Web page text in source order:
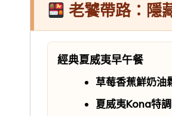
老饕帶路：隱
經典夏威夷早午餐
草莓香蕉鮮奶油
夏威夷Kona特